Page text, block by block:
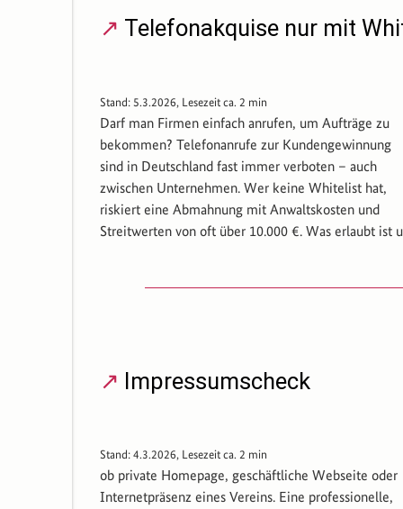
Telefonakquise nur mit
Stand: 5.3.2026, Lesezeit ca. 2 min
Darf man Firmen einfach anrufen, um Aufträge zu
bekommen? Telefonanrufe zur Kundengewinnung
sind in Deutschland fast immer verboten – auch
zwischen Unternehmen. Wer keine Whitelist hat,
riskiert eine Abmahnung mit Anwaltskosten und
Streitwerten von oft über 10.000 €. Was erlaubt ist
Impressumscheck
Stand: 4.3.2026, Lesezeit ca. 2 min
ob private Homepage, geschäftliche Webseite oder
Internetpräsenz eines Vereins. Eine professionelle,